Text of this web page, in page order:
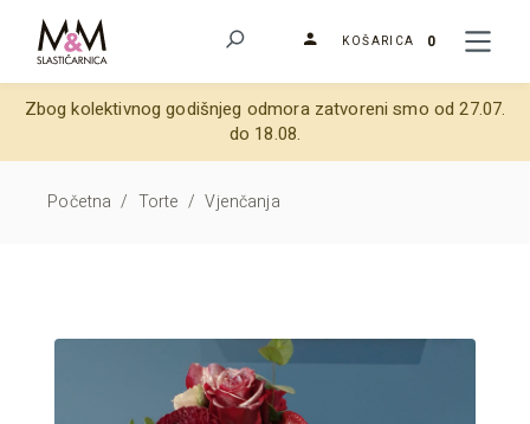
KOŠARICA 0
Zbog kolektivnog godišnjeg odmora zatvoreni smo od 27.07.
do 18.08.
Početna / Torte / Vjenčanja